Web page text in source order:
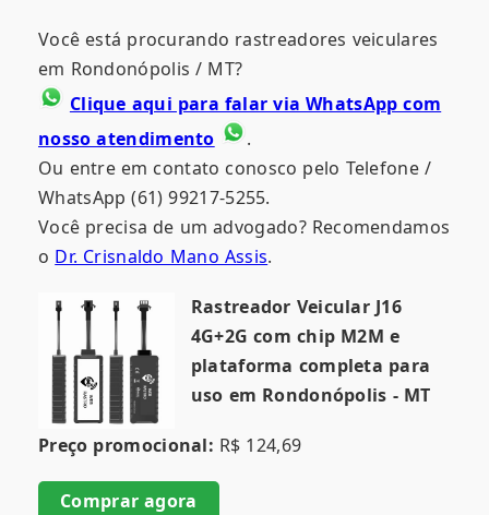
Você está procurando rastreadores veiculares
em Rondonópolis / MT?
Clique aqui para falar via WhatsApp com
nosso atendimento
.
Ou entre em contato conosco pelo Telefone /
WhatsApp (61) 99217-5255.
Você precisa de um advogado? Recomendamos
o Dr. Crisnaldo Mano Assis.
Rastreador Veicular J16
4G+2G com chip M2M e
plataforma completa para
uso em Rondonópolis - MT
Preço promocional: R$ 124,69
Comprar agora